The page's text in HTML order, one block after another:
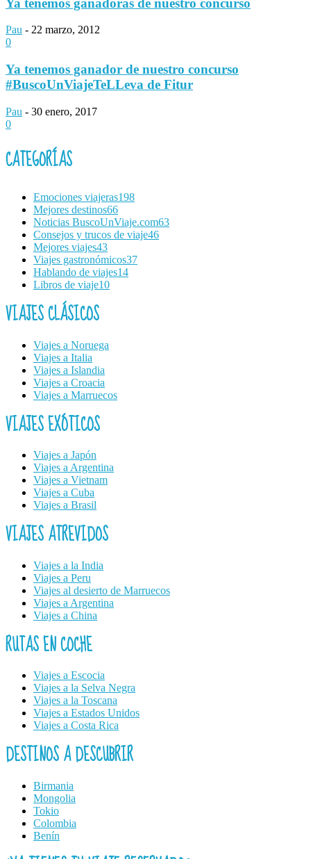
Pau - 22 marzo, 2012
0
Ya tenemos ganador de nuestro concurso
#BuscoUnViajeTeLLeva de Fitur
Pau - 30 enero, 2017
0
CATEGORÍAS
Emociones viajeras198
Mejores destinos66
Noticias BuscoUnViaje.com63
Consejos y trucos de viaje46
Mejores viajes43
Viajes gastronómicos37
Hablando de viajes14
Libros de viaje10
VIAJES CLÁSICOS
Viajes a Noruega
Viajes a Italia
Viajes a Islandia
Viajes a Croacia
Viajes a Marruecos
VIAJES EXÓTICOS
Viajes a Japón
Viajes a Argentina
Viajes a Vietnam
Viajes a Cuba
Viajes a Brasil
VIAJES ATREVIDOS
Viajes a la India
Viajes a Peru
Viajes al desierto de Marruecos
Viajes a Argentina
Viajes a China
RUTAS EN COCHE
Viajes a Escocia
Viajes a la Selva Negra
Viajes a la Toscana
Viajes a Estados Unidos
Viajes a Costa Rica
DESTINOS A DESCUBRIR
Birmania
Mongolia
Tokio
Colombia
Benín